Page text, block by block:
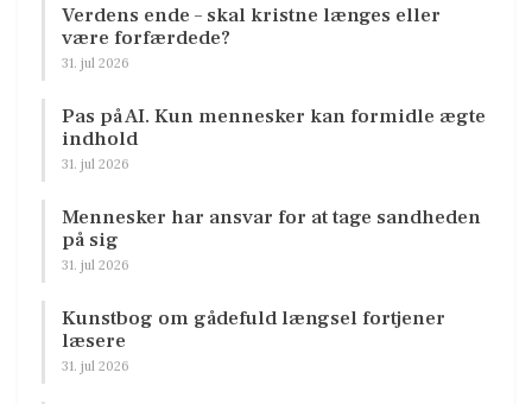
Verdens ende – skal kristne længes eller
være forfærdede?
31. jul 2026
Pas på AI. Kun mennesker kan formidle ægte
indhold
31. jul 2026
Mennesker har ansvar for at tage sandheden
på sig
31. jul 2026
Kunstbog om gådefuld længsel fortjener
læsere
31. jul 2026